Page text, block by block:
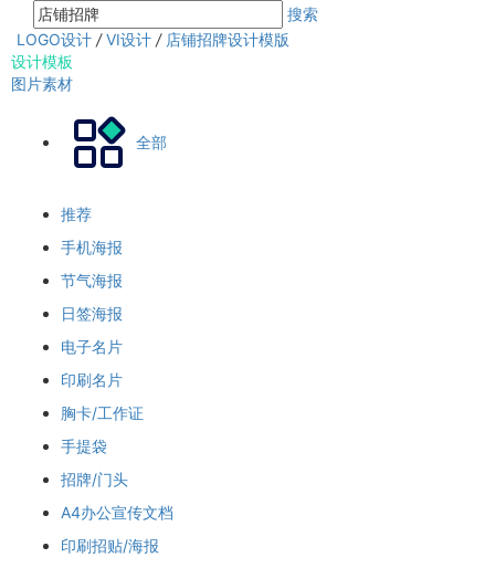
搜索
LOGO设计 / VI设计 / 店铺招牌设计模版
设计模板
图片素材
全部
推荐
手机海报
节气海报
日签海报
电子名片
印刷名片
胸卡/工作证
手提袋
招牌/门头
A4办公宣传文档
印刷招贴/海报